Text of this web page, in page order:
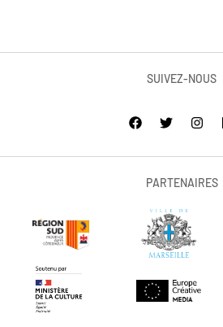
SUIVEZ-NOUS
PARTENAIRES